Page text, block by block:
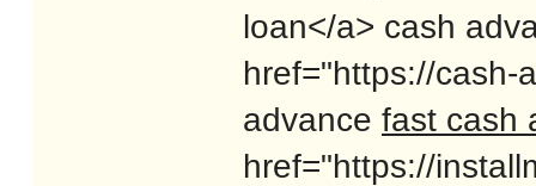
loan</a> cash
href="https://cash-
advance fast cash
href="https://